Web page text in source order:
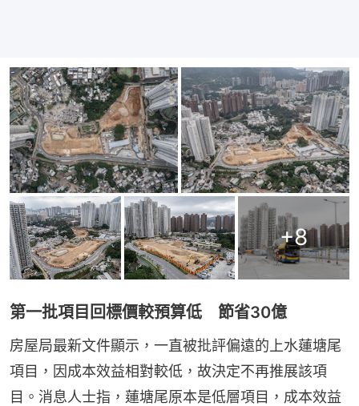
+8
第一批項目回標價較預算低 節省30億
房屋局最新文件顯示，一直被批評偏遠的上水蓮塘尾
項目，因成本效益相對較低，故決定不再推展該項
目。消息人士指，蓮塘尾原本是低層項目，成本效益